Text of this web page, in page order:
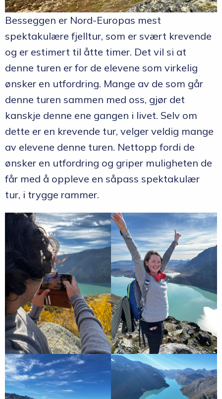
Besseggen er Nord-Europas mest
spektakulære fjelltur, som er svært krevende
og er estimert til åtte timer. Det vil si at
denne turen er for de elevene som virkelig
ønsker en utfordring. Mange av de som går
denne turen sammen med oss, gjør det
kanskje denne ene gangen i livet. Selv om
dette er en krevende tur, velger veldig mange
av elevene denne turen. Nettopp fordi de
ønsker en utfordring og griper muligheten de
får med å oppleve en såpass spektakulær
tur, i trygge rammer.